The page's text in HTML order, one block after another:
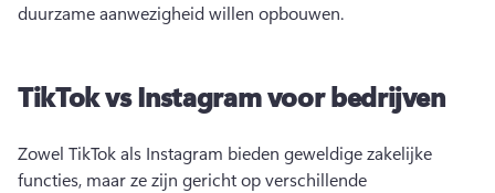
duurzame aanwezigheid willen opbouwen.
TikTok vs Instagram voor bedrijven
Zowel TikTok als Instagram bieden geweldige zakelijke
functies, maar ze zijn gericht op verschillende